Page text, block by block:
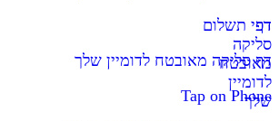
דף
סליקה
מאובטח
לדומיין
שלך
דפי תשלום
דף סליקה מאובטח לדומיין שלך
Tap on Phone